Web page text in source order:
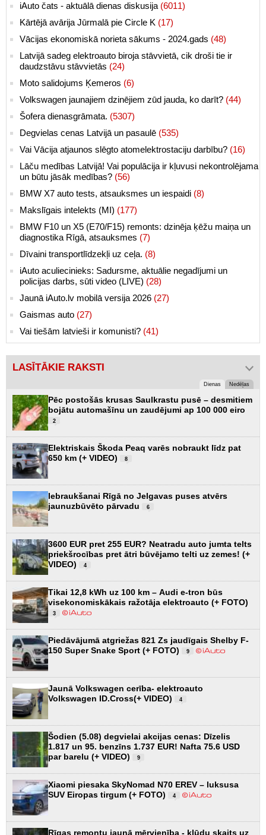
iAuto čats - aktuālā dienas diskusija (6011)
Kārtējā avārija Jūrmalā pie Circle K (17)
Vācijas ekonomiskā norieta sākums - 2024.gads (48)
Latvijā sadeg elektroauto biroja stāvvietā, cik droši tie ir
daudzstāvu stāvvietās (24)
Moto salidojums Ķemeros (6)
Volkswagen jaunajiem dzinējiem zūd jauda, ko darīt? (44)
Šofera dienasgrāmata. (5307)
Degvielas cenas Latvijā un pasaulē (535)
Vai Vācija atjaunos slēgto atomelektrostaciju darbību? (16)
Lāču medības Latvijā! Vai populācija ir kļuvusi nekontrolējama
un būtu jāsāk medības? (56)
BMW X7 auto tests, atsauksmes un iespaidi (8)
Makslīgais intelekts (MI) (177)
BMW F10 un X5 (E70/F15) remonts: dzinēja ķēžu maiņa un
diagnostika Rīgā, atsauksmes (7)
Dīvaini transportlīdzekļi uz ceļa. (8)
iAuto aculiecinieks: Sadursme, aktuālie negadījumi un
policijas darbs, sūti video (LIVE) (28)
Jaunā iAuto.lv mobilā versija 2026 (27)
Gaismas auto (27)
Vai tiešām latvieši ir komunisti? (41)
LASĪTĀKIE RAKSTI
Dienas Nedēļas
Pēc postošās krusas Saulkrastu pusē – desmitiem
bojātu automašīnu un zaudējumi ap 100 000 eiro
2
Elektriskais Škoda Peaq varēs nobraukt līdz pat
650 km (+ VIDEO)
8
Iebraukšanai Rīgā no Jelgavas puses atvērs
jaunuzbūvēto pārvadu
6
3600 EUR pret 255 EUR? Neatradu auto jumta telts
priekšrocības pret ātri būvējamo telti uz zemes! (+
VIDEO)
4
Tikai 12,8 kWh uz 100 km – Audi e-tron būs
visekonomiskākais ražotāja elektroauto (+ FOTO)
3
Piedāvājumā atgriežas 821 Zs jaudīgais Shelby F-
150 Super Snake Sport (+ FOTO)
9
Jaunā Volkswagen cerība- elektroauto
Volkswagen ID.Cross(+ VIDEO)
4
Šodien (5.08) degvielai akcijas cenas: Dīzelis
1.817 un 95. benzīns 1.737 EUR! Nafta 75.6 USD
par barelu (+ VIDEO)
9
Xiaomi piesaka SkyNomad N70 EREV – luksusa
SUV Eiropas tirgum (+ FOTO)
4
Rīgas remontu jaunā mērvienība - kļūdu skaits uz